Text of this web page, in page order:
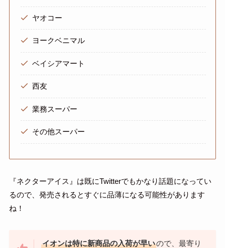
ヤオコー
ヨークベニマル
ベイシアマート
西友
業務スーパー
その他スーパー
『ネクターアイス』は既にTwitterでもかなり話題になってい
るので、発売されるとすぐに品薄になる可能性があります
ね！
イオンは特に新商品の入荷が早いので、最寄り